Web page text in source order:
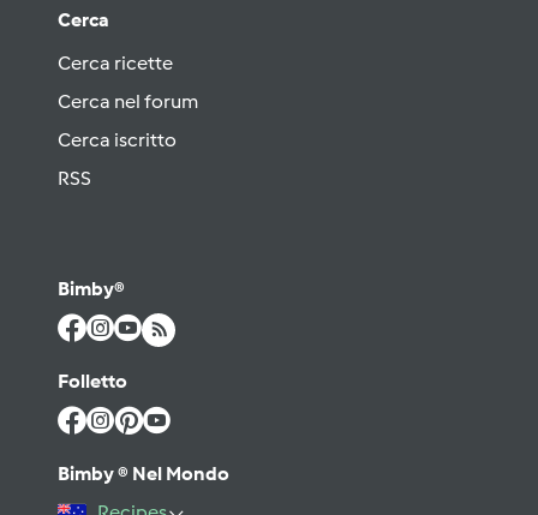
Cerca
Cerca ricette
Cerca nel forum
Cerca iscritto
RSS
Bimby®
Folletto
Bimby ® Nel Mondo